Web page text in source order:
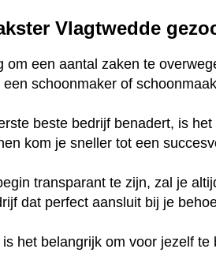
Vlagtwedde
om een aantal zaken te
schoonmaker of
beste bedrijf benadert, is
kom je sneller tot een
transparant te zijn, zal je
dat perfect aansluit bij je
het belangrijk om voor jezelf